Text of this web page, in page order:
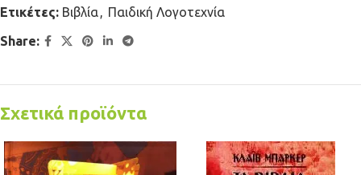
Ετικέτες: Βιβλία, Παιδική Λογοτεχνία
Share:
Σχετικά προϊόντα